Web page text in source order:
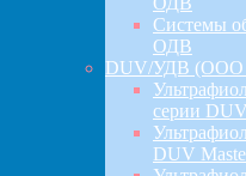
Системы
ОДВ
DUV/УДВ (ООО
серии
DUV